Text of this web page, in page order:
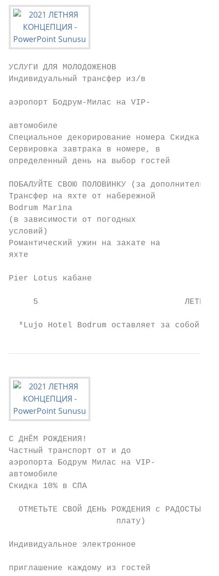
УСЛУГИ ДЛЯ МОЛОДОЖЕНОВ
Индивидуальный трансфер из/в
аэропорт Бодрум-Милас на VIP-
автомобиле
Специальное декорирование номера Скидка
Сервировка завтрака в номере, в
определенный день на выбор гостей
ПОБАЛУЙТЕ СВОЮ ПОЛОВИНКУ (за
Трансфер на яхте от набережной
Bodrum Marina
(в зависимости от погодных
условий)
Романтический ужин на закате на
яхте
Pier Lotus кабане
5                              ЛЕТНЯЯ
*Lujo Hotel Bodrum оставляет за собой
С ДНЁМ РОЖДЕНИЯ!
Частный транспорт от и до
аэропорта Бодрум Милас на VIP-
автомобиле
Скидка 10% в СПА
ОТМЕТЬТЕ СВОЙ ДЕНЬ РОЖДЕНИЯ с РАДОСТЬЮ
                      плату)
Индивидуальное электронное
приглашение каждому из гостей